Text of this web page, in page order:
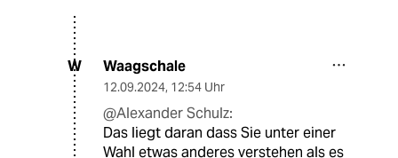
W Waagschale
12.09.2024, 12:54 Uhr
@Alexander Schulz:
Das liegt daran dass Sie unter einer
Wahl etwas anderes verstehen als es